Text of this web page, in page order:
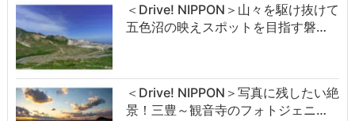
＜Drive! NIPPON＞山々を駆け抜けて
五色沼の映えスポットを目指す磐…
＜Drive! NIPPON＞写真に残したい絶
景！三豊～観音寺のフォトジェニ…